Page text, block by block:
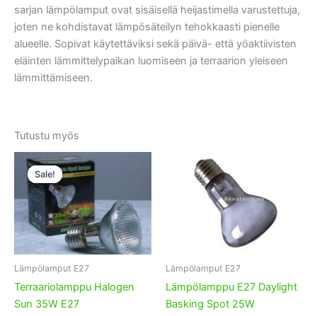
sarjan lämpölamput ovat sisäisellä heijastimella varustettuja,
joten ne kohdistavat lämpösäteilyn tehokkaasti pienelle
alueelle. Sopivat käytettäviksi sekä päivä- että yöaktiivisten
eläinten lämmittelypaikan luomiseen ja terraarion yleiseen
lämmittämiseen.
Tutustu myös
Sale!
Sale!
Lämpölamput E27
Terraariolamppu Halogen
Sun 35W E27
Lämpölamput E27
Lämpölamppu E27 Daylight
Basking Spot 25W